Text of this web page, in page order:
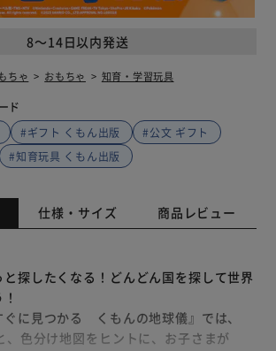
8～14日以内発送
ちゃ おもちゃ 知育・学習玩具
ド
#ギフト くもん出版
#公文 ギフト
#知育玩具 くもん出版
仕様・サイズ 商品レビュー
探したくなる！どんどん国を探して世界
ぐに見つかる くもんの地球儀』では、
、色分け地図をヒントに、お子さまが